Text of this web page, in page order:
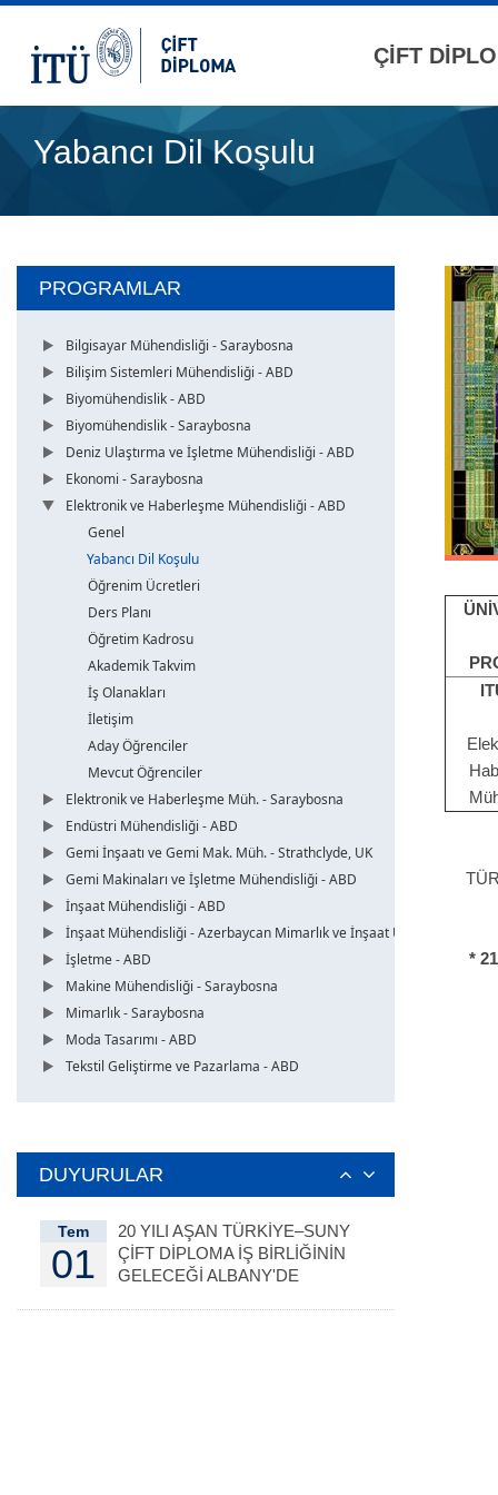
ÇİFT
Yabancı Dil Koşulu
PROGRAMLAR
Bilgisayar Mühendisliği - Saraybosna
Bilişim Sistemleri Mühendisliği - ABD
Biyomühendislik - ABD
Biyomühendislik - Saraybosna
Deniz Ulaştırma ve İşletme Mühendisliği - ABD
Ekonomi - Saraybosna
Elektronik ve Haberleşme Mühendisliği - ABD
Genel
Yabancı Dil Koşulu
Öğrenim Ücretleri
Ders Planı
Öğretim Kadrosu
Akademik Takvim
İş Olanakları
İletişim
Aday Öğrenciler
Mevcut Öğrenciler
Elektronik ve Haberleşme Müh. - Saraybosna
Endüstri Mühendisliği - ABD
Gemi İnşaatı ve Gemi Mak. Müh. - Strathclyde, UK
Gemi Makinaları ve İşletme Mühendisliği - ABD
İnşaat Mühendisliği - ABD
İnşaat Mühendisliği - Azerbaycan Mimarlık ve İnşaat Üni.
İşletme - ABD
Makine Mühendisliği - Saraybosna
Mimarlık - Saraybosna
Moda Tasarımı - ABD
Tekstil Geliştirme ve Pazarlama - ABD
DUYURULAR
Tem
01
20 YILI AŞAN TÜRKİYE–SUNY
ÇİFT DİPLOMA İŞ BİRLİĞİNİN
GELECEĞİ ALBANY'DE
*